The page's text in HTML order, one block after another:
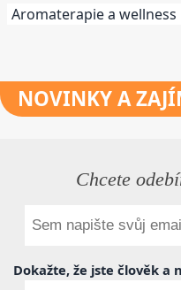
Aromaterapie a wellness
NOVINKYA
Chcete
Dokažte, že jste člověk a